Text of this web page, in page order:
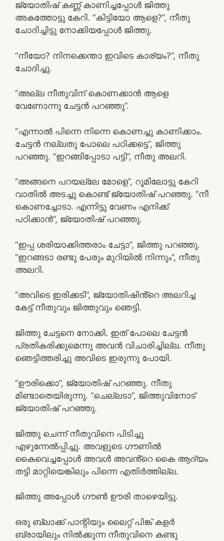
ജ്യോതിഷ് കണ്ണ് കാണിച്ചപ്പോൾ ജിത്തു
അകത്തോട്ടു കേറി. “കിട്ടിയോ ആളെ?”, നീതു
ചോദിച്ചിട്ടു നോക്കിയപ്പോൾ ജിത്തു.
“നീയോ? നിനക്കെന്താ ഇവിടെ കാര്യം?”, നീതു
ചോദിച്ചു.
“അല്ല നീതുവിന് കൊണക്കാൻ ആളെ
വേണോന്നു ചേട്ടൻ പറഞ്ഞു”.
“എന്നാൽ പിന്നെ നിന്നെ കൊണച്ചു കാണിക്കാം.
ചേട്ടൻ നല്ലതു പോലെ പഠിക്കട്ടെ”, ജിത്തു
പറഞ്ഞു. “ഇറങ്ങിപ്പോടാ പട്ടി”, നീതു അലറി.
“അങ്ങനെ പറയല്ലേ മോളെ”, റൂമിലോട്ടു കേറി
വാതിൽ അടച്ചു കൊണ്ട് ജ്യോതിഷ് പറഞ്ഞു. “നീ
കൊണച്ചോടാ. എന്നിട്ടു വേണം എനിക്ക്
പഠിക്കാൻ”, ജ്യോതിഷ് പറഞ്ഞു.
“ഇപ്പ ശരിയാക്കിത്തരാം ചേട്ടാ”, ജിത്തു പറഞ്ഞു.
“ഇറങ്ങടാ രണ്ടു പേരും മുറിയിൽ നിന്നും”, നീതു
അലറി.
“അവിടെ ഇരിക്കടി”, ജ്യോതിഷിൻ്റെ അലറിച്ച
കേട്ട് നീതുവും ജിത്തുവും ഞെട്ടി.
ജിത്തു ചേട്ടനെ നോക്കി. ഇത് പോലെ ചേട്ടൻ
പ്രതികരിക്കുമെന്നു അവൻ വിചാരിച്ചില്ല. നീതു
ഞെട്ടിത്തരിച്ചു അവിടെ ഇരുന്നു പോയി.
“ഊരിക്കൊ”, ജ്യോതിഷ് പറഞ്ഞു. നീതു
മിണ്ടാതെയിരുന്നു. “ചെല്ലടാ”, ജിത്തുവിനോട്
ജ്യോതിഷ് പറഞ്ഞു.
ജിത്തു ചെന്ന് നീതുവിനെ പിടിച്ചു
എഴുന്നേൽപ്പിച്ചു. അവളുടെ ഗൗണിൽ
കൈവെച്ചപ്പോൾ അവൾ അവൻ്റെ കൈ ആദ്യം
തട്ടി മാറ്റിയെങ്കിലും പിന്നെ എതിർത്തില്ല.
ജിത്തു അപ്പോൾ ഗൗൺ ഊരി താഴെയിട്ടു.
ഒരു ബ്ലാക്ക് പാന്റിയും ലൈറ്റ് പിങ്ക് കളർ
ബ്രായിലും നിൽക്കുന്ന നീതുവിനെ കണ്ടു